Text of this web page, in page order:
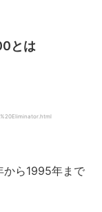
とは
から1995年まで